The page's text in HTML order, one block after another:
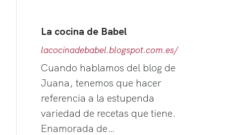
La cocina de Babel
lacocinadebabel.blogspot.com.es/
Cuando hablamos del blog de
Juana, tenemos que hacer
referencia a la estupenda
variedad de recetas que tiene.
Enamorada de…